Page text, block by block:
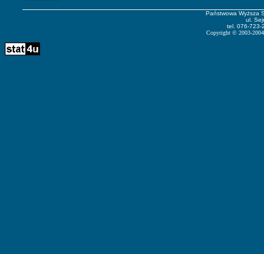
Państwowa Wyższa
ul.
tel. 076-723-
Copyright © 2003-